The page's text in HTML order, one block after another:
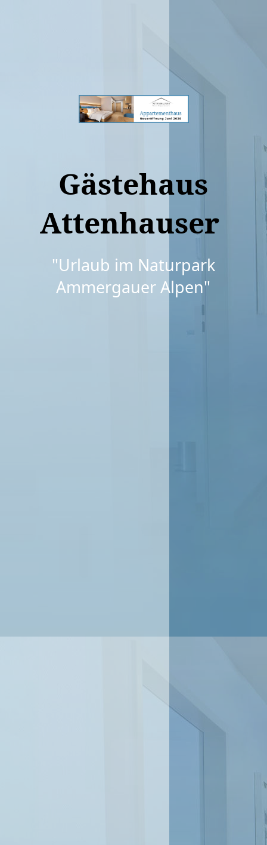
Gästehaus
Attenhauser
"Urlaub im Naturpark
Ammergauer Alpen"